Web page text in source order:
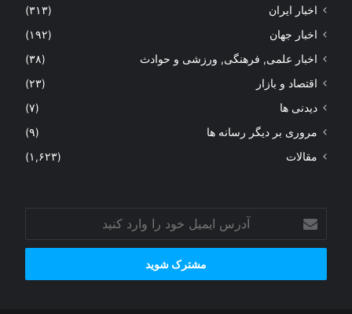
اخبار ایران
(۳۱۳)
اخبار جهان
(۱۹۲)
اخبار علمی, فرهنگی, ورزشی و حوادث
(۳۸)
اقتصاد و بازار
(۲۳)
دیدنی ها
(۷)
مروری بر دیگر رسانه ها
(۹)
مقالات
(۱,۶۲۳)
آدرس
ایمیل
خود
وارد